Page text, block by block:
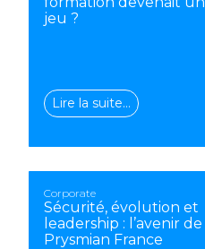
jeu ?
Lire la suite…
Corporate
Sécurité, évolution et
leadership : l’avenir de
Prysmian France